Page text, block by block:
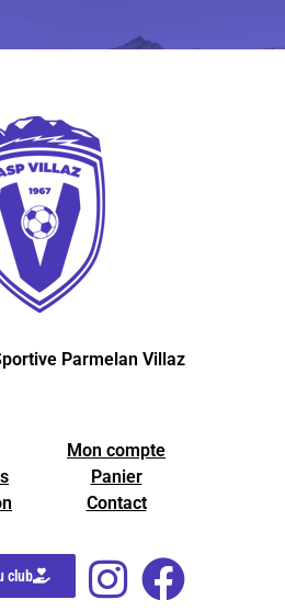
Parmelan Villaz
Mon compte
Panier
Contact
club